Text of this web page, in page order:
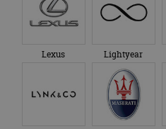
Lexus Lightyear